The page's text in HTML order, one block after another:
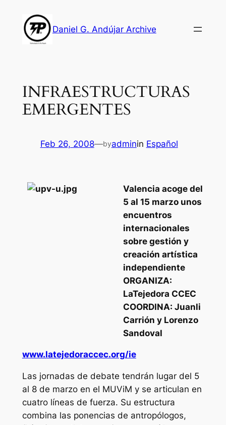
content
Daniel G. Andújar Archive
INFRAESTRUCTURAS
EMERGENTES
Feb 26, 2008—byadminin Español
Valencia acoge del
5 al 15 marzo unos
encuentros
internacionales
sobre gestión y
creación artística
independiente
ORGANIZA:
LaTejedora CCEC
COORDINA: Juanli
Carrión y Lorenzo
Sandoval
www.latejedoraccec.org/ie
Las jornadas de debate tendrán lugar del 5
al 8 de marzo en el MUViM y se articulan en
cuatro líneas de fuerza. Su estructura
combina las ponencias de antropólogos,